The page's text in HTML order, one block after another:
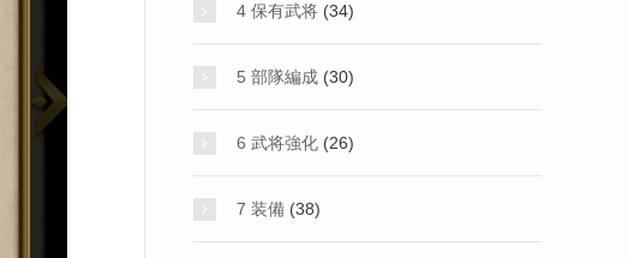
4 保有武将 (34)
5 部隊編成 (30)
6 武将強化 (26)
7 装備 (38)